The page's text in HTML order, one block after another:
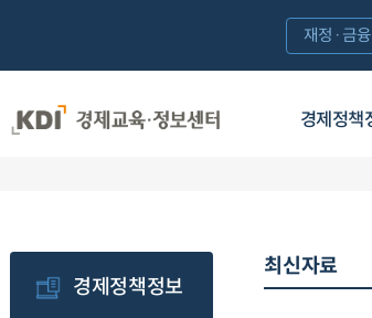
경제정책
재정·금융
경제정책정보
최신자료